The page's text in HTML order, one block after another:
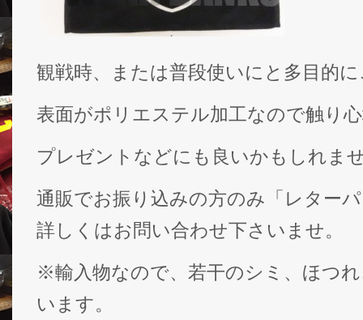
観戦時、または普段使いにと多目的
表面がポリエステル加工なので触り
プレゼントなどにも良いかもしれま
通販でお振り込みの方のみ「レター
詳しくはお問い合わせ下さいませ。
※輸入物なので、若干のシミ、ほつ
います。